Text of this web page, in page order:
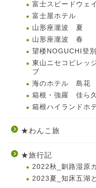
富士スピードウェ
富士屋ホテル
山形座瀧波 夏
山形座瀧波 春
望楼NOGUCHI登別
東山ニセコビレッ
ブ
海のホテル 島花
箱根・強羅 佳ら久
箱根ハイランドホ
★わんこ旅
★旅行記
2022秋_釧路湿原
2023夏_知床五湖